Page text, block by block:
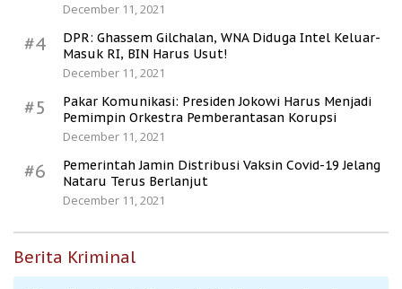
December 11, 2021
#4
DPR: Ghassem Gilchalan, WNA Diduga Intel Keluar-
Masuk RI, BIN Harus Usut!
December 11, 2021
#5
Pakar Komunikasi: Presiden Jokowi Harus Menjadi
Pemimpin Orkestra Pemberantasan Korupsi
December 11, 2021
#6
Pemerintah Jamin Distribusi Vaksin Covid-19 Jelang
Nataru Terus Berlanjut
December 11, 2021
Berita Kriminal